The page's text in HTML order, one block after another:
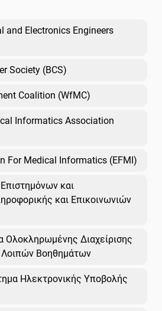
and Electronics Engineers
Society (BCS)
Coalition (WfMC)
Informatics Association
For Medical Informatics (EFMI)
και
και Επικοινωνιών
Ολοκληρωμένης Διαχείρισης
Βοηθημάτων
Ηλεκτρονικής Υποβολής